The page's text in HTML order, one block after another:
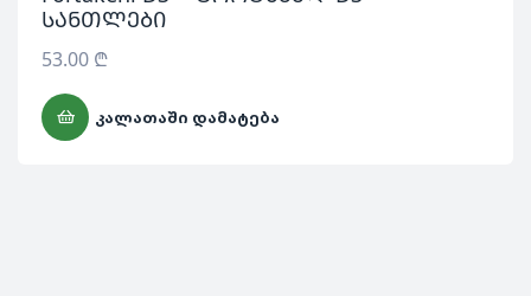
სანთლები
53.00 ₾
ᲙᲐᲚᲐᲗᲐᲨᲘ ᲓᲐᲛᲐᲢᲔᲑᲐ